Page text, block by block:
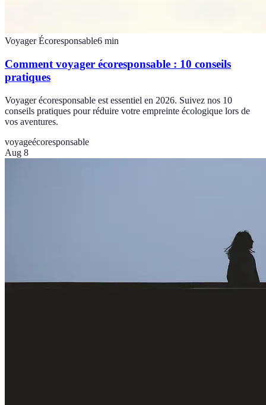
Voyager Écoresponsable6 min
Comment voyager écoresponsable : 10 conseils
pratiques
Voyager écoresponsable est essentiel en 2026. Suivez nos 10
conseils pratiques pour réduire votre empreinte écologique lors de
vos aventures.
voyageécoresponsable
Aug 8